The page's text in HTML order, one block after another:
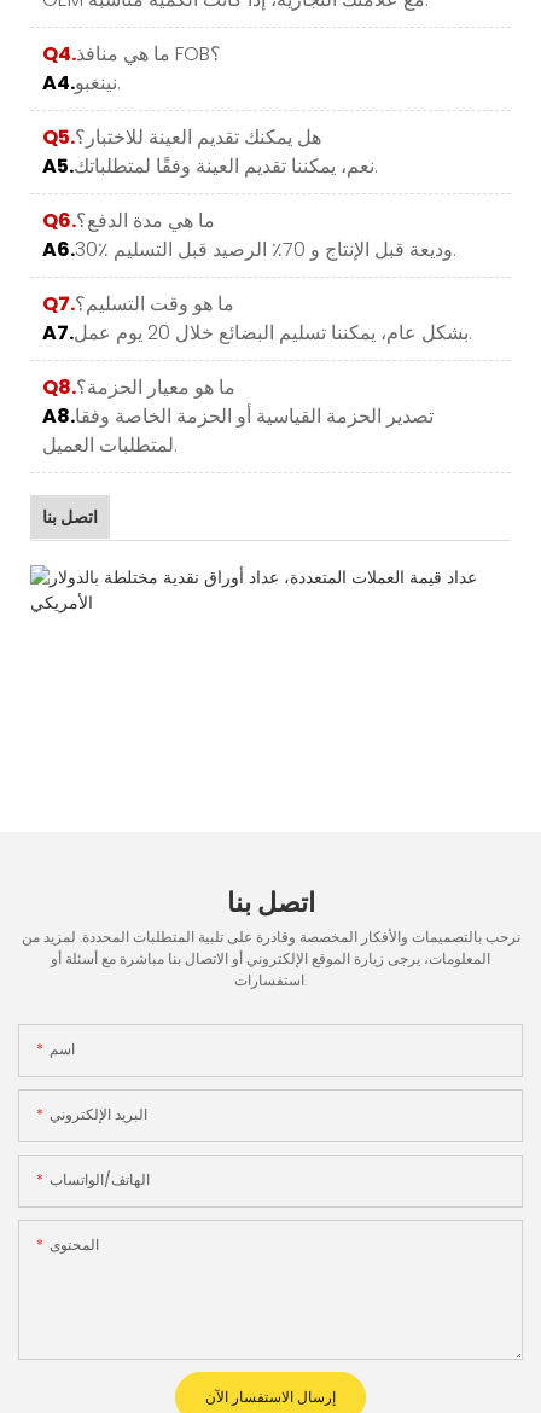
Q4.
ما هي منافذ FOB؟
A4.
نينغبو.
Q5.هل يمكنك تقديم العينة للاختبار؟
A5.
نعم، يمكننا تقديم العينة وفقًا لمتطلباتك.
Q6.ما هي مدة الدفع؟
A6.
30٪ وديعة قبل الإنتاج و 70٪ الرصيد قبل التسليم.
Q7.ما هو وقت التسليم؟
A7.
بشكل عام، يمكننا تسليم البضائع خلال 20 يوم عمل.
Q8.ما هو معيار الحزمة؟
A8.تصدير الحزمة القياسية أو الحزمة الخاصة وفقا
لمتطلبات العميل.
اتصل بنا
اتصل بنا
نرحب بالتصميمات والأفكار المخصصة وقادرة على تلبية المتطلبات المحددة. لمزيد من
المعلومات، يرجى زيارة الموقع الإلكتروني أو الاتصال بنا مباشرة مع أسئلة أو
استفسارات.
اسم
البريد الإلكتروني
الهاتف/الواتساب
المحتوى
إرسال الاستفسار الآن